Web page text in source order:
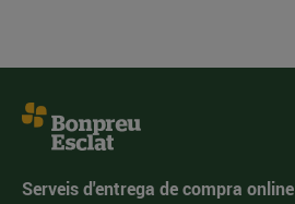
Serveis d'entrega de compra online